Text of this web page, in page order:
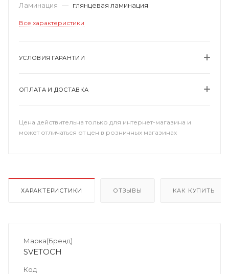
Ламинация — глянцевая ламинация
Все характеристики
УСЛОВИЯ ГАРАНТИИ
ОПЛАТА И ДОСТАВКА
Цена действительна только для интернет-магазина и
может отличаться от цен в розничных магазинах
ХАРАКТЕРИСТИКИ ОТЗЫВЫ КАК КУПИТЬ
Марка(Бренд)
SVETOCH
Код